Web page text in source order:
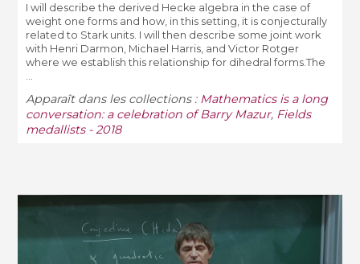
I will describe the derived Hecke algebra in the case of
weight one forms and how, in this setting, it is conjecturally
related to Stark units. I will then describe some joint work
with Henri Darmon, Michael Harris, and Victor Rotger
where we establish this relationship for dihedral forms.The
Apparaît dans les collections : Mathematics is a long
conversation: a celebration of Barry Mazur, Fields
medallists - 2018